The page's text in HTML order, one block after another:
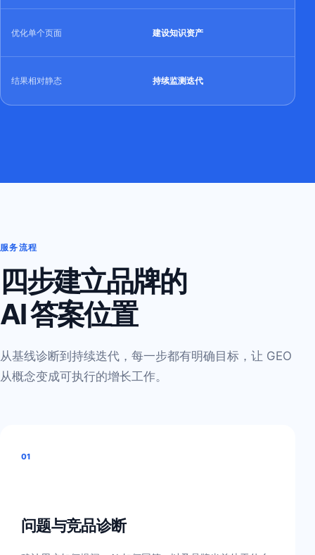
优化单个页面 建设知识资产
结果相对静态 持续监测迭代
服务流程
四步建立品牌的
AI 答案位置
从基线诊断到持续迭代，每一步都有明确目标，让 GEO
从概念变成可执行的增长工作。
01
问题与竞品诊断